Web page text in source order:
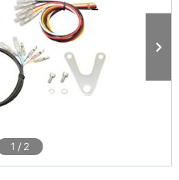
1 / 2